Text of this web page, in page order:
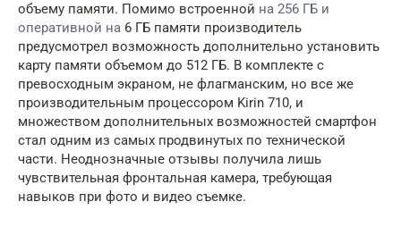
объему памяти. Помимо встроенной на 256 ГБ и
оперативной на 6 ГБ памяти производитель
предусмотрел возможность дополнительно установить
карту памяти объемом до 512 ГБ. В комплекте с
превосходным экраном, не флагманским, но все же
производительным процессором Kirin 710, и
множеством дополнительных возможностей смартфон
стал одним из самых продвинутых по технической
части. Неоднозначные отзывы получила лишь
чувствительная фронтальная камера, требующая
навыков при фото и видео съемке.